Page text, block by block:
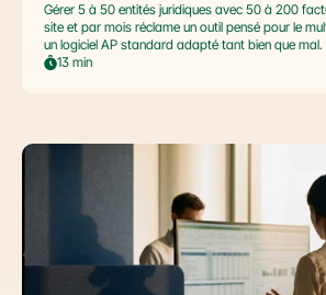
Gérer 5 à 50 entités juridiques avec 50 à 200
site et par mois réclame un outil pensé pour le
un logiciel AP standard adapté tant bien que
automatiser sans casser la gouvernance locale,
13 min